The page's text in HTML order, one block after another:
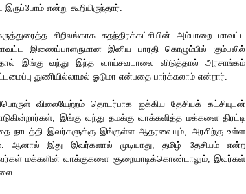
என்று கூறியிருந்தார்.
சிறிலங்காக சுதந்திரக்கட்சியின் அம்பாறை மாவட்ட
இணைப்பாளருமான இனிய பாரதி கொழும்பில் கும்பலில்
இங்கு வந்து இந்த வாய்சவடாலை விடுத்தால் அரசாங்கம்
துணியில்லாமல் ஓடுமா என்பதை பார்க்கலாம் என்றார்.
விலையேற்றம் தொடர்பாக ஐக்கிய தேசியக் கட்சியுடன்
இங்கு வந்து தமக்கு வாக்களித்த மக்களை திரட்டி
நாடத்தி இவர்களுக்கு இங்குள்ள ஆதரவையும், அரசிற்கு உள்ள
ஆனால் இது இவர்களால் முடியாது, தமிழ் தேசியம் என்ற
மக்களின் வாக்குகளை சூறையாடிக்கொண்டாலும், இவர்கள்
.